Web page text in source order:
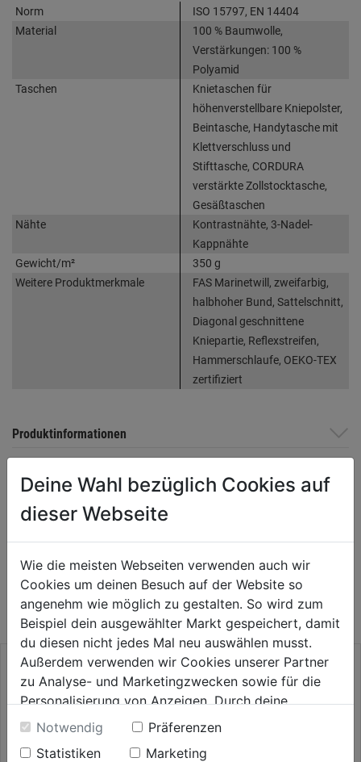
Norm
ISO 15797, EN 14404
Material
100 % Baumwolle,
Verstärkungen: 100 %
Polyamid
Taschen
Knietaschen für
höhenverstellbare Kniepolster,
Beintasche, Handytasche mit
Klettverschluss und
Stifttasche, CORDURA
verstärkte Zollstocktasche,
Gesäßtaschen
Nähte
Kontrastnähte, 3-Nadel-
Kappnähte
Gewicht/m²
350 g
Weitere Produktmerkmale
FAS Marinetwill, zweifarbig,
halbhoher Bund, Sattelschnitt,
Diagonal geschnittene
Kniepartie, Reflexstreifen,
Hammerschlaufe, OEKO-TEX
zertifiziert
Produktinformationen
Herstellerinformationen
WEITERE PRODUKTE AUS DIESER
KATEGORIE
Deine Wahl bezüglich Cookies auf
dieser Webseite
Wie die meisten Webseiten verwenden auch wir
Cookies um deinen Besuch auf der Website so
angenehm wie möglich zu gestalten. So wird zum
Beispiel dein ausgewählter Markt gespeichert, damit
du diesen nicht jedes Mal neu auswählen musst.
Außerdem verwenden wir Cookies unserer Partner
zu Analyse- und Marketingzwecken sowie für die
Personalisierung von Anzeigen. Durch deine
Einwilligung werden die Daten von Drittanbieter,
unter anderem auch in den USA, verarbeitet.
Durch Klick auf "Alle Cookies erlauben" stimmst du
Notwendig
Präferenzen
Statistiken
Marketing